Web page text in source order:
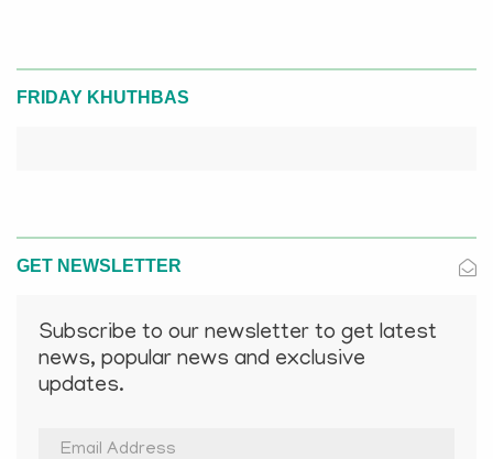
FRIDAY KHUTHBAS
GET NEWSLETTER
Subscribe to our newsletter to get latest
news, popular news and exclusive
updates.